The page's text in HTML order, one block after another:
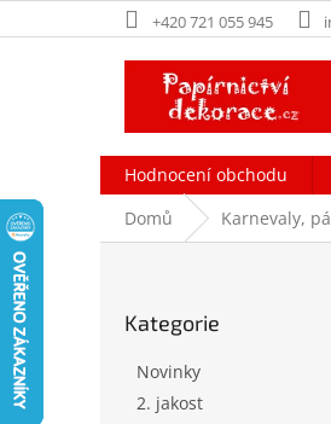
na
+420 721 055 945
Hodnocení obchodu
Domů
Karnevaly,
kategorie
Kategorie
Novinky
2. jakost